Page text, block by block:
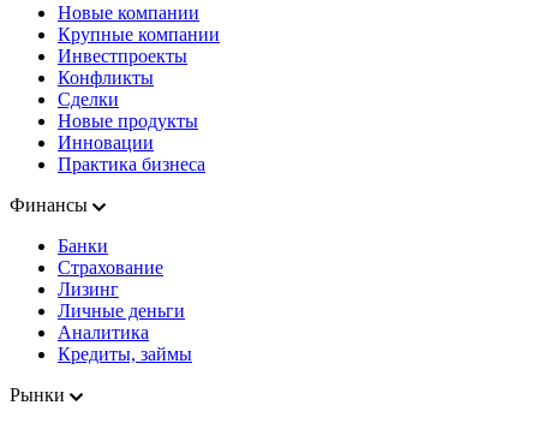
Новые компании
Крупные компании
Инвестпроекты
Конфликты
Сделки
Новые продукты
Инновации
Практика бизнеса
Финансы
Банки
Страхование
Лизинг
Личные деньги
Аналитика
Кредиты, займы
Рынки